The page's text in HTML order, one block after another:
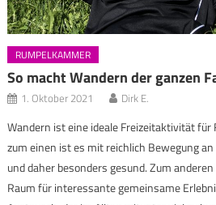
RUMPELKAMMER
So macht Wandern der ganzen
1. Oktober 2021 Dirk E.
Wandern ist eine ideale Freizeitaktivität für
zum einen ist es mit reichlich Bewegung
und daher besonders gesund. Zum
Raum für interessante gemeinsame